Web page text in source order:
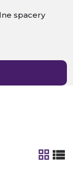
spacery
tabela